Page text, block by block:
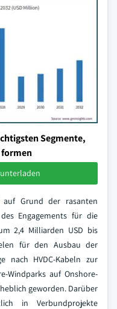
Segmente,
formen
auf Grund der rasanten
Engagements für die
2,4 Milliarden USD bis
für den Ausbau der
nach HVDC-Kabeln zur
Windparks auf Onshore-
geworden. Darüber
in Verbundprojekte